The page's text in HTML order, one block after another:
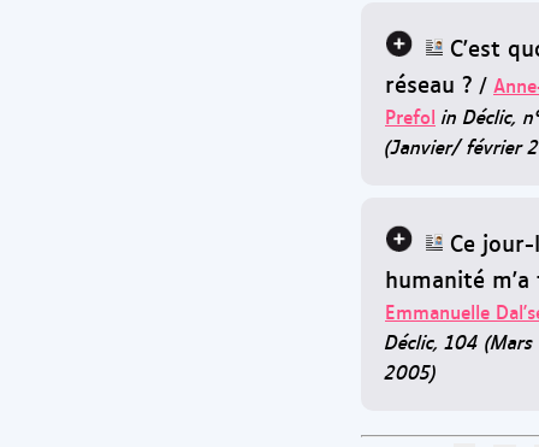
C'est
réseau ? /
Prefol in Déclic,
(Janvier/ février
Ce
humanité m'a
Emmanuelle
Déclic, 104
2005)